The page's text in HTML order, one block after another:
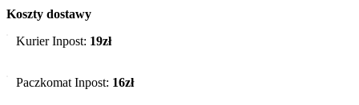
Koszty dostawy
Kurier Inpost: 19zł
Paczkomat Inpost: 16zł